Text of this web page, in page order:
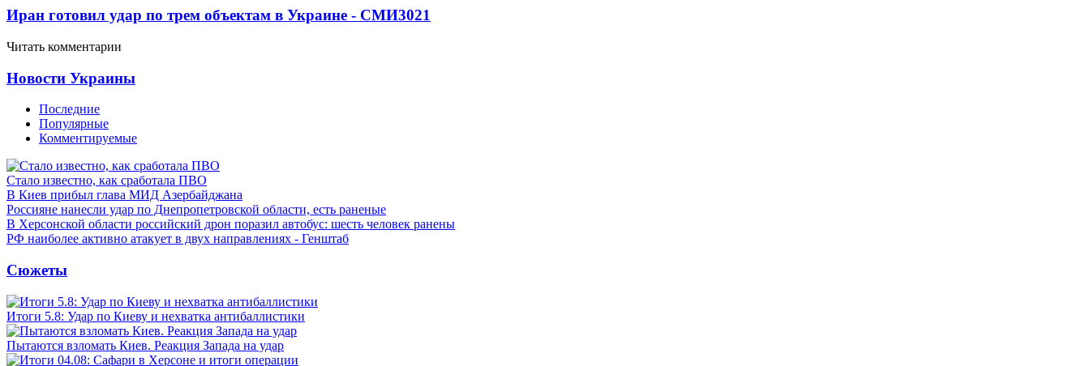
Иран готовил удар по трем объектам в Украине - СМИ3021
Читать комментарии
Новости Украины
Последние
Популярные
Комментируемые
Стало известно, как сработала ПВО
В Киев прибыл глава МИД Азербайджана
Россияне нанесли удар по Днепропетровской области, есть раненые
В Херсонской области российский дрон поразил автобус: шесть человек ранены
РФ наиболее активно атакует в двух направлениях - Генштаб
Сюжеты
Итоги 5.8: Удар по Киеву и нехватка антибаллистики
Пытаются взломать Киев. Реакция Запада на удар